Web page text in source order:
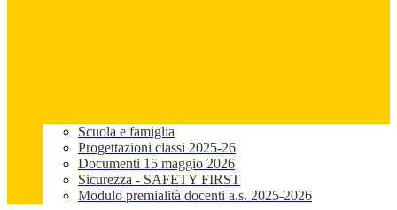
Scuola e famiglia
Progettazioni classi 2025-26
Documenti 15 maggio 2026
Sicurezza - SAFETY FIRST
Modulo premialità docenti a.s. 2025-2026